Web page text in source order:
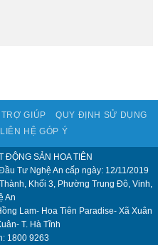
GIÚP
QUY ĐỊNH SỬ DỤNG
LIÊN HỆ GÓP Ý
ĐỘNG SẢN HOA TIÊN
Tư Nghệ An cấp ngày: 12/11/2019
Khối 3, Phường Trung Đô, Vinh,
An
Lam- Hoa Tiên Paradise- Xã Xuân
T. Hà Tĩnh
1800 9263